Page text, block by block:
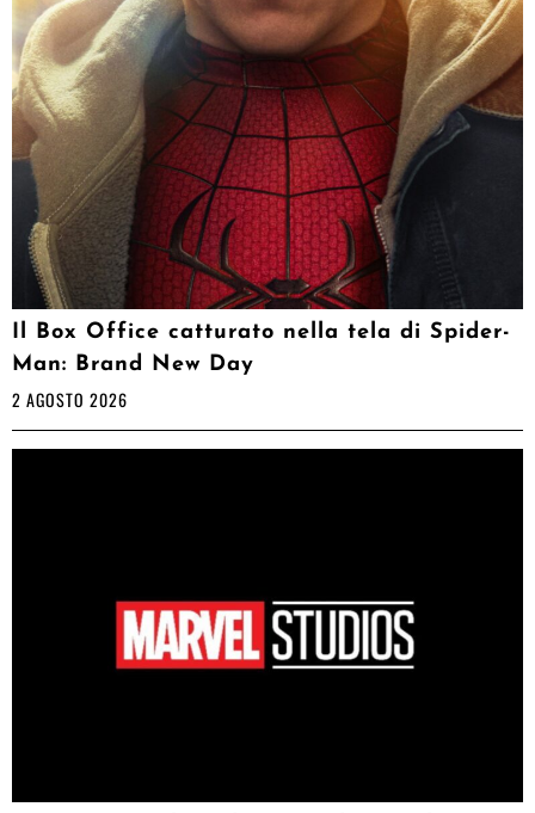
Il Box Office catturato nella tela di Spider-
Man: Brand New Day
2 AGOSTO 2026